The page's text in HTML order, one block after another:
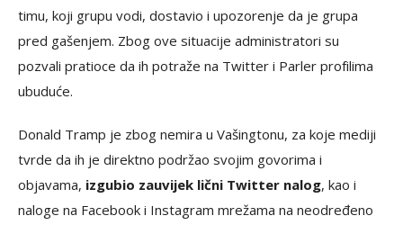
timu, koji grupu vodi, dostavio i upozorenje da je grupa
pred gašenjem. Zbog ove situacije administratori su
pozvali pratioce da ih potraže na Twitter i Parler profilima
ubuduće.
Donald Tramp je zbog nemira u Vašingtonu, za koje mediji
tvrde da ih je direktno podržao svojim govorima i
objavama, izgubio zauvijek lični Twitter nalog, kao i
naloge na Facebook i Instagram mrežama na neodređeno